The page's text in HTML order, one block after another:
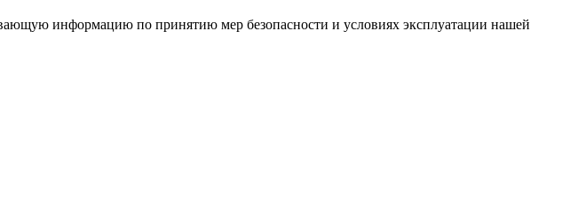
информацию по принятию мер безопасности и условиях эксплуатации нашей